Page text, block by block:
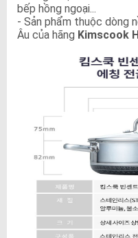
bếp hồng ngoại...
- Sản phẩm thuộc dòng
Âu của hãng Kimscook